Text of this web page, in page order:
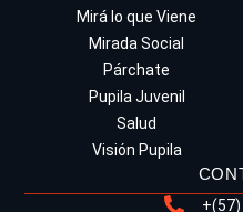
Mirá lo que Viene
Mirada Social
Párchate
Pupila Juvenil
Salud
Visión Pupila